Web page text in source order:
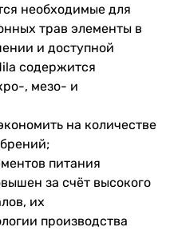
необходимые для
трав элементы в
и доступной
содержится
, мезо- и
на количестве
питания
за счёт высокого
их
производства